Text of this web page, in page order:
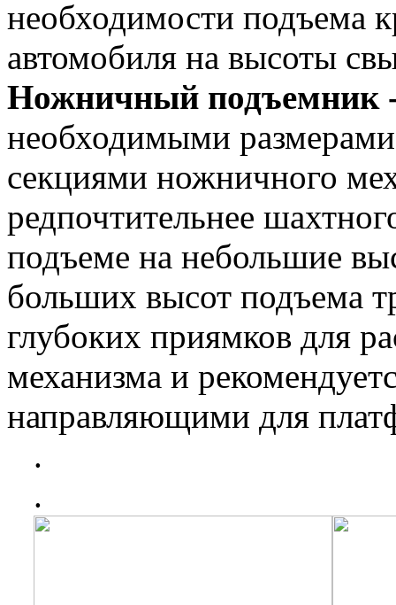
необходимости подъема
автомобиля на высоты
Ножничный подъемник
необходимыми
секциями ножничного
редпочтительнее
подъеме на небольшие
больших высот подъема
глубоких приямков для
механизма и
направляющими для
.
.